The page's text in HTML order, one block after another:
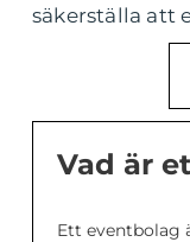
säkerställa att
Vad är
Ett eventbolag